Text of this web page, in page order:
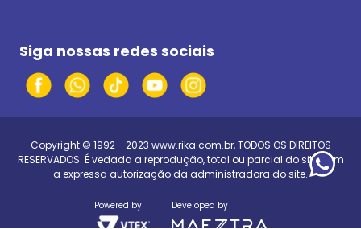
Siga nossas redes sociais
Copyright © 1992 - 2023 www.rika.com.br, TODOS OS DIREITOS
RESERVADOS. É vedada a reprodução, total ou parcial do site, sem
a expressa autorização da administradora do site.
Powered by Developed by